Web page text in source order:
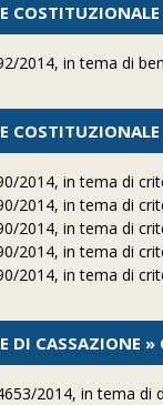
2014, in tema di
2014, in tema di
2014, in tema di
2014, in tema di
2014, in tema di
2014, in tema di
DI CASSAZIONE
2014, in tema